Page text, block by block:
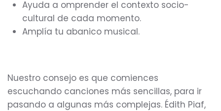
Ayuda a omprender el contexto socio-
cultural de cada momento.
Amplía tu abanico musical.
Nuestro consejo es que comiences
escuchando canciones más sencillas, para ir
pasando a algunas más complejas. Édith Piaf,